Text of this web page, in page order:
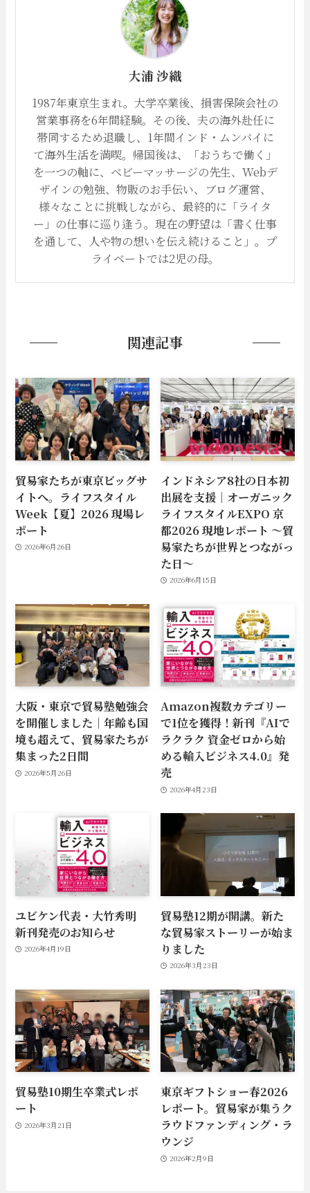
大浦 沙織
1987年東京生まれ。大学卒業後、損害保険会社の
営業事務を6年間経験。その後、夫の海外赴任に
帯同するため退職し、1年間インド・ムンバイに
て海外生活を満喫。帰国後は、「おうちで働く」
を一つの軸に、ベビーマッサージの先生、Webデ
ザインの勉強、物販のお手伝い、ブログ運営、
様々なことに挑戦しながら、最終的に「ライタ
ー」の仕事に巡り逢う。現在の野望は「書く仕事
を通して、人や物の想いを伝え続けること」。プ
ライベートでは2児の母。
関連記事
貿易家たちが東京ビッグサ
イトへ。ライフスタイル
Week【夏】2026 現場レ
ポート
2026年6月26日
インドネシア8社の日本初
出展を支援｜オーガニック
ライフスタイルEXPO 京
都2026 現地レポート 〜貿
易家たちが世界とつながっ
た日〜
2026年6月15日
大阪・東京で貿易塾勉強会
を開催しました｜年齢も国
境も超えて、貿易家たちが
集まった2日間
2026年5月26日
Amazon複数カテゴリー
で1位を獲得！新刊『AIで
ラクラク 資金ゼロから始
める輸入ビジネス4.0』発
売
2026年4月23日
ユビケン代表・大竹秀明
新刊発売のお知らせ
2026年4月19日
貿易塾12期が開講。新た
な貿易家ストーリーが始ま
りました
2026年3月23日
貿易塾10期生卒業式レポ
ート
2026年3月21日
東京ギフトショー春2026
レポート。貿易家が集うク
ラウドファンディング・ラ
ウンジ
2026年2月9日